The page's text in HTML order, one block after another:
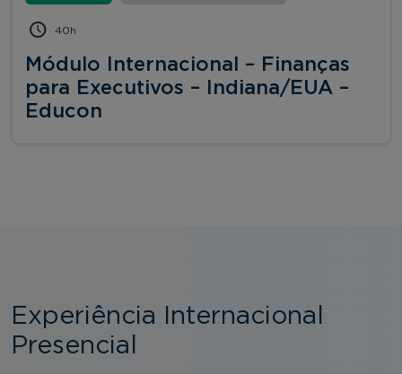
40h
Módulo Internacional – Finanças
para Executivos – Indiana/EUA –
Educon
Experiência Internacional
Presencial